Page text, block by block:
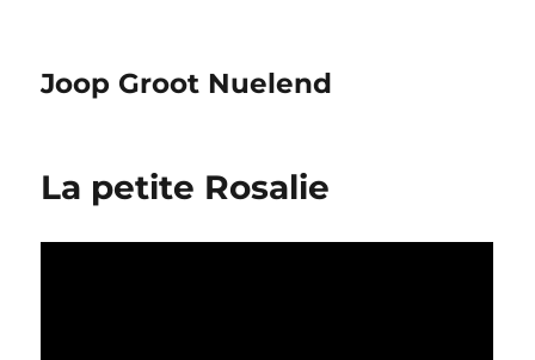
Joop Groot Nuelend
La petite Rosalie